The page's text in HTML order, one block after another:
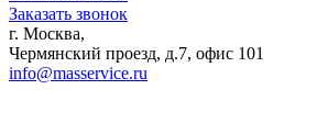
Заказать звонок
г. Москва,
Чермянский проезд, д.7, офис 101
info@masservice.ru